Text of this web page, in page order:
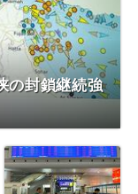
の封鎖継続強